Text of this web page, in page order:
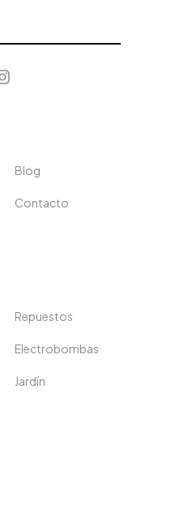
Blog
Contacto
Repuestos
Electrobombas
Jardín